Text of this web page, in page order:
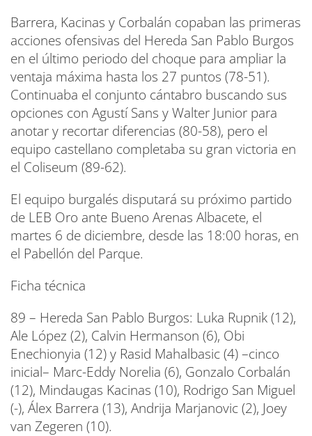
Barrera, Kacinas y Corbalán copaban las primeras
acciones ofensivas del Hereda San Pablo Burgos
en el último periodo del choque para ampliar la
ventaja máxima hasta los 27 puntos (78-51).
Continuaba el conjunto cántabro buscando sus
opciones con Agustí Sans y Walter Junior para
anotar y recortar diferencias (80-58), pero el
equipo castellano completaba su gran victoria en
el Coliseum (89-62).
El equipo burgalés disputará su próximo partido
de LEB Oro ante Bueno Arenas Albacete, el
martes 6 de diciembre, desde las 18:00 horas, en
el Pabellón del Parque.
Ficha técnica
89 – Hereda San Pablo Burgos: Luka Rupnik (12),
Ale López (2), Calvin Hermanson (6), Obi
Enechionyia (12) y Rasid Mahalbasic (4) –cinco
inicial– Marc-Eddy Norelia (6), Gonzalo Corbalán
(12), Mindaugas Kacinas (10), Rodrigo San Miguel
(-), Álex Barrera (13), Andrija Marjanovic (2), Joey
van Zegeren (10).